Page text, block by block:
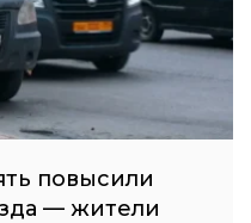
повысили
— жители